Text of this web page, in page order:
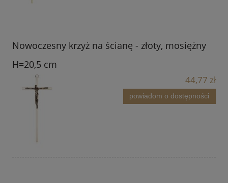
Nowoczesny krzyż na ścianę - złoty, mosiężny
H=20,5 cm
44,77 zł
powiadom o dostępności